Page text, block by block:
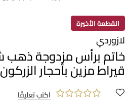
القطعة الأخيرة
لازوردي
قيراط مزين بأحجار الزركون
اكتب تعليقًا